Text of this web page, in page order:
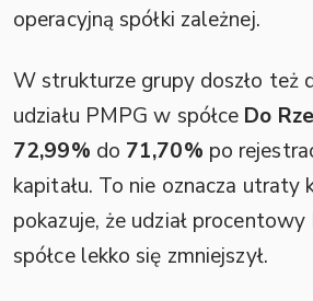
operacyjną spółki zależnej.
W strukturze grupy doszło też
udziału PMPG w spółce Do
72,99% do 71,70% po
kapitału. To nie oznacza utraty
pokazuje, że udział
spółce lekko się zmniejszył.